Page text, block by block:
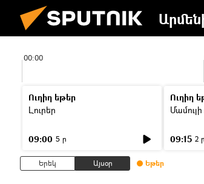
00:00
Ուղիղ եթեր
Լուրեր
09:00 5 ր
Ուղիղ
Մամուլի
09:15 2 ր
Երեկ Այսօր Եթեր